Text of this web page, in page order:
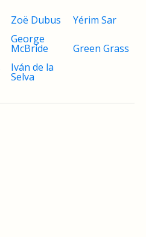
Zoë Dubus Yérim Sar
George
McBride
Green Grass
Iván de la
Selva